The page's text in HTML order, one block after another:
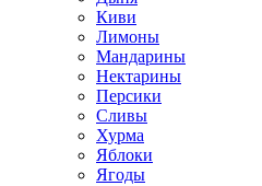
Киви
Лимоны
Мандарины
Нектарины
Персики
Сливы
Хурма
Яблоки
Ягоды